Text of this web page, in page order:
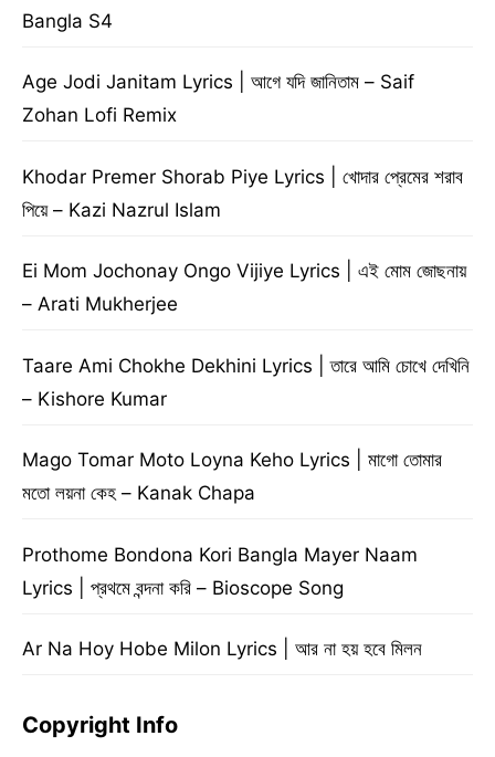
Bangla S4
Age Jodi Janitam Lyrics | আগে যদি জানিতাম – Saif
Zohan Lofi Remix
Khodar Premer Shorab Piye Lyrics | খোদার প্রেমের শরাব
পিয়ে – Kazi Nazrul Islam
Ei Mom Jochonay Ongo Vijiye Lyrics | এই মোম জোছনায়
– Arati Mukherjee
Taare Ami Chokhe Dekhini Lyrics | তারে আমি চোখে দেখিনি
– Kishore Kumar
Mago Tomar Moto Loyna Keho Lyrics | মাগো তোমার
মতো লয়না কেহ – Kanak Chapa
Prothome Bondona Kori Bangla Mayer Naam
Lyrics | প্রথমে বন্দনা করি – Bioscope Song
Ar Na Hoy Hobe Milon Lyrics | আর না হয় হবে মিলন
Copyright Info